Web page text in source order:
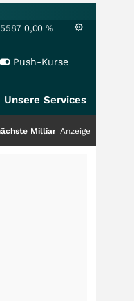
0,00 %
Push-Kurse
Unsere Services
+++ Anzeige